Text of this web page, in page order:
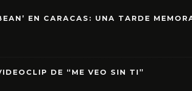
EN CARACAS: UNA TARDE
DE “ME VEO SIN TI”